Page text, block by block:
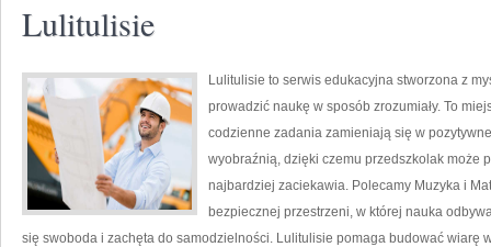
Lulitulisie
Lulitulisie to serwis edukacyjna stworzona z
prowadzić naukę w sposób zrozumiały. To
codzienne zadania zamieniają się w
wyobraźnią, dzięki czemu przedszkolak może
najbardziej zaciekawia. Polecamy Muzyka i
bezpiecznej przestrzeni, w której nauka
się swoboda i zachęta do samodzielności. Lulitulisie pomaga budować wiarę